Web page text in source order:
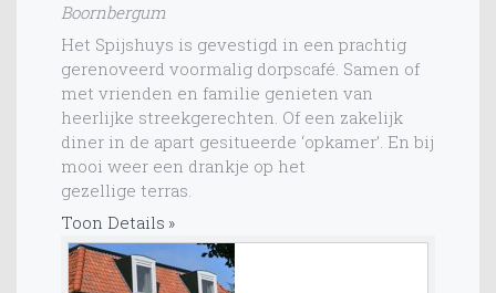
Boornbergum
Het Spijshuys is gevestigd in een prachtig
gerenoveerd voormalig dorpscafé. Samen of
met vrienden en familie genieten van
heerlijke streekgerechten. Of een zakelijk
diner in de apart gesitueerde ‘opkamer’. En bij
mooi weer een drankje op het
gezellige terras.
Toon Details